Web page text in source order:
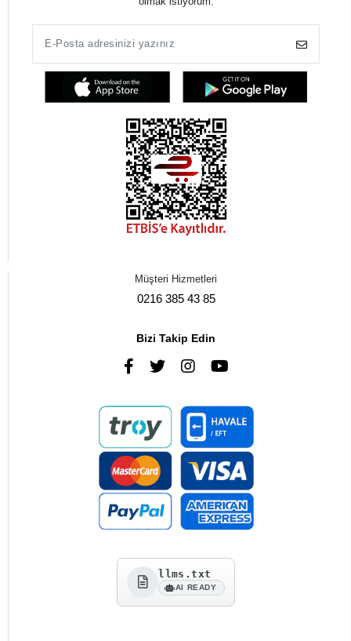
Müşteri Hizmetleri
0216 385 43 85
Bizi Takip Edin
llms.txt
AI READY